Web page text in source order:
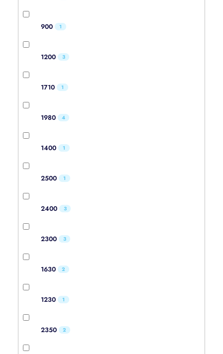
900 1
1200 3
1710 1
1980 4
1400 1
2500 1
2400 3
2300 3
1630 2
1230 1
2350 2